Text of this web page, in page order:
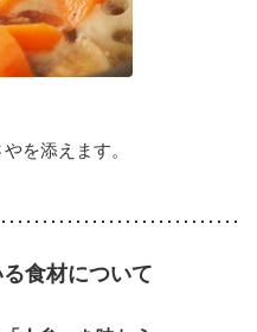
を添えます。
食材について